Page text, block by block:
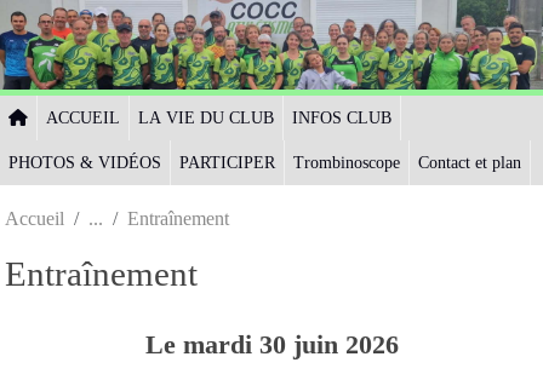
ACCUEIL LA VIE DU CLUB INFOS CLUB
PHOTOS & VIDÉOS PARTICIPER Trombinoscope Contact et plan
Accueil Entraînement
Entraînement
Le mardi 30 juin 2026
Panneau de gestion des cookies